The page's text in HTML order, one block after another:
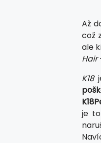
Až
což
ale
Hair
K18
je